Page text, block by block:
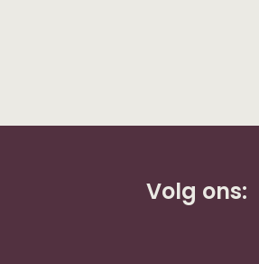
Volg ons: